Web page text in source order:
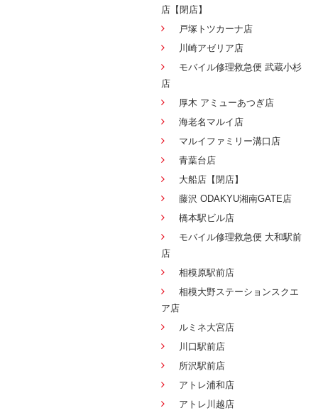
店【閉店】
戸塚トツカーナ店
川崎アゼリア店
モバイル修理救急便 武蔵小杉
店
厚木 アミューあつぎ店
海老名マルイ店
マルイファミリー溝口店
青葉台店
大船店【閉店】
藤沢 ODAKYU湘南GATE店
橋本駅ビル店
モバイル修理救急便 大和駅前
店
相模原駅前店
相模大野ステーションスクエ
ア店
ルミネ大宮店
川口駅前店
所沢駅前店
アトレ浦和店
アトレ川越店